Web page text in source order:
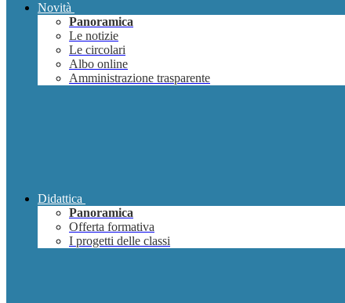
Novità
Panoramica
Le notizie
Le circolari
Albo online
Amministrazione trasparente
Didattica
Panoramica
Offerta formativa
I progetti delle classi